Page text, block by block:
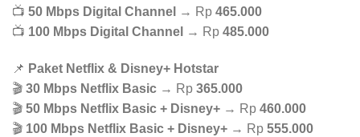
📺 50 Mbps Digital Channel → Rp 465.000
📺 100 Mbps Digital Channel → Rp 485.000
📌 Paket Netflix & Disney+ Hotstar
🎬 30 Mbps Netflix Basic → Rp 365.000
🎬 50 Mbps Netflix Basic + Disney+ → Rp 460.000
🎬 100 Mbps Netflix Basic + Disney+ → Rp 555.000